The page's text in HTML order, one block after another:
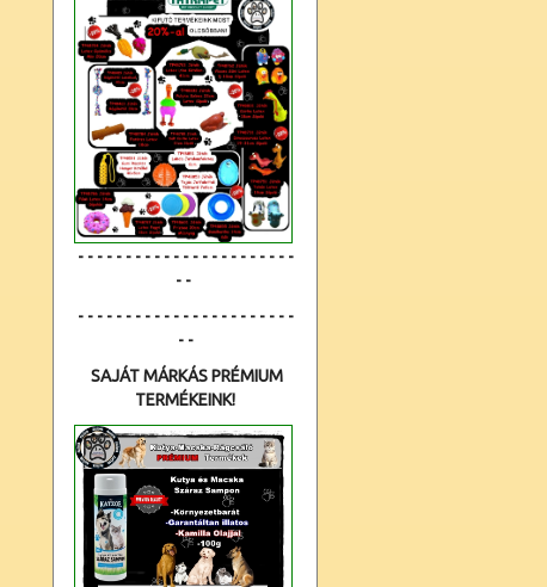
- - - - - - - - - - - - - - - - - - - - - - -
- -
- - - - - - - - - - - - - - - - - - - - - - -
- -
SAJÁT MÁRKÁS PRÉMIUM
TERMÉKEINK!